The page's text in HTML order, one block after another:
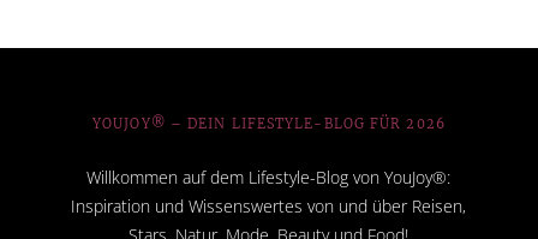
YOUJOY® – DEIN LIFESTYLE-BLOG FÜR 2026
Willkommen auf dem Lifestyle-Blog von YouJoy®:
Inspiration und Wissenswertes von und über Reisen,
Stars, Natur, Mode, Beauty und Food!